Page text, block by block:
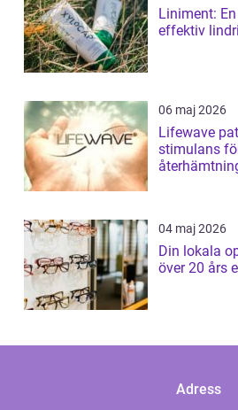
Liniment:
effektiv
06 maj 2026
Lifewave patches
stimulans
04 maj 2026
Din lokala
över 20 års
Adress